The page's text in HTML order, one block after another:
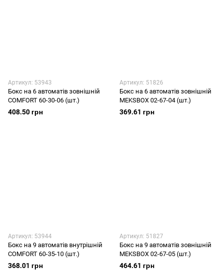
Артикул: 53943
Бокс на 6 автоматів зовнішній
COMFORT 60-30-06 (шт.)
408.50 грн
Артикул: 51826
Бокс на 6 автоматів зовнішній
MEKSBOX 02-67-04 (шт.)
369.61 грн
Артикул: 53944
Бокс на 9 автоматів внутрішній
COMFORT 60-35-10 (шт.)
368.01 грн
Артикул: 51827
Бокс на 9 автоматів зовнішній
MEKSBOX 02-67-05 (шт.)
464.61 грн